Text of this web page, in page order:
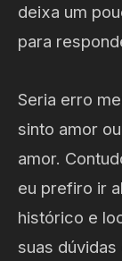
deixa um
para
Seria erro
sinto amor
amor.
eu prefiro ir
histórico e
suas dúvidas